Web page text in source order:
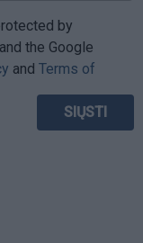
by
the Google
and Terms of